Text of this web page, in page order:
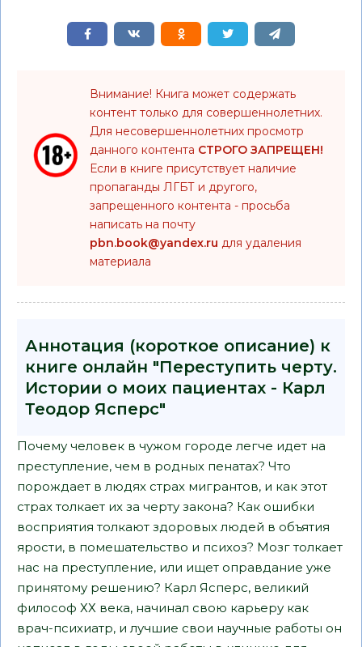
Внимание! Книга может содержать
контент только для совершеннолетних.
Для несовершеннолетних просмотр
данного контента СТРОГО ЗАПРЕЩЕН!
Если в книге присутствует наличие
пропаганды ЛГБТ и другого,
запрещенного контента - просьба
написать на почту
pbn.book@yandex.ru для удаления
материала
Аннотация (короткое описание) к
книге онлайн "Переступить черту.
Истории о моих пациентах - Карл
Теодор Ясперс"
Почему человек в чужом городе легче идет на
преступление, чем в родных пенатах? Что
порождает в людях страх мигрантов, и как этот
страх толкает их за черту закона? Как ошибки
восприятия толкают здоровых людей в объятия
ярости, в помешательство и психоз? Мозг толкает
нас на преступление, или ищет оправдание уже
принятому решению? Карл Ясперс, великий
философ ХХ века, начинал свою карьеру как
врач-психиатр, и лучшие свои научные работы он